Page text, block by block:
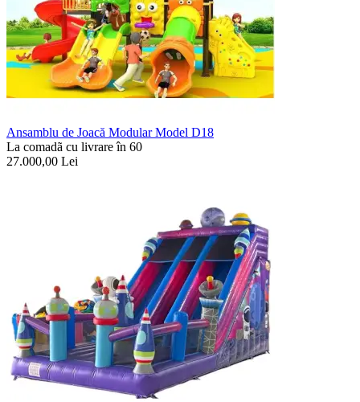
Ansamblu de Joacă Modular Model D18
La comadã cu livrare în 60
27.000,00 Lei